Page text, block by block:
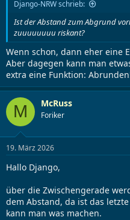
Django-NRW schrieb:
Ist der Abstand zum Abgrund
zuuuuuuuu riskant?
Wenn schon, dann eher eine
Aber dagegen kann man
extra eine Funktion:
M McRuss
Foriker
19. März 2026
Hallo Django,
über die Zwischengerade
dem Abstand, da ist das
kann man was machen.